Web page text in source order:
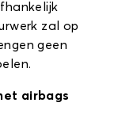
zal op
geen
airbags